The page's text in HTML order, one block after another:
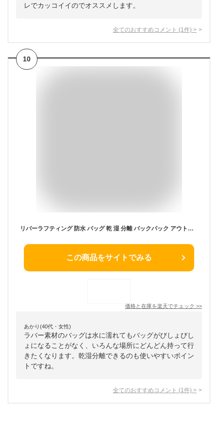
レでカッコイイのでオススメします。
全てのおすすめコメント (1 件) >
10
リバーラフティング 防水 バッグ 乾 湿 分離 バックパック アウトドア スイミング ダイビング シュノーケリング.オシャレ
この商品をサイトでみる
価格と在庫を楽天でチェック >>
あかり(40代・女性)
ラバー素材のバッグは水に濡れてもバッグがびしょびし
ょになることがなく、いろんな場所にどんどん持って行
きたくなります。乾湿分離できるのも使いやすいポイン
トですね。
全てのおすすめコメント (1 件) >